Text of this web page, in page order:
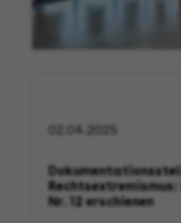
02.04.2025
Rechtsextremismus:
Nr. 12 erschienen